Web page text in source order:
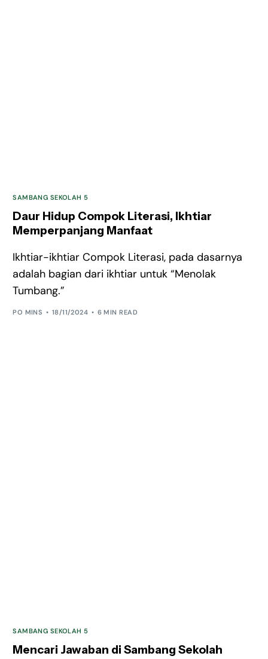
SAMBANG SEKOLAH 5
Daur Hidup Compok Literasi, Ikhtiar
Memperpanjang Manfaat
Ikhtiar-ikhtiar Compok Literasi, pada dasarnya
adalah bagian dari ikhtiar untuk “Menolak
Tumbang.”
PO MINS 18/11/2024 6 MIN READ
SAMBANG SEKOLAH 5
Mencari Jawaban di Sambang Sekolah